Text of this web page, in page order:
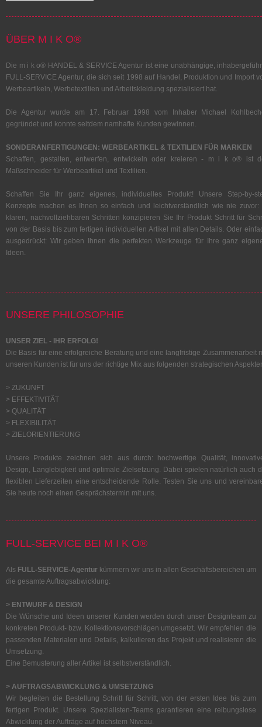
ÜBER M I K O®
Die m i k o® HANDEL & SERVICE Agentur ist eine unabhängige,
FULL-SERVICE Agentur, die sich seit 1998 auf Handel, Produktion und Import
Werbeartikeln, Werbetextilien und Arbeitskleidung spezialisiert hat.
Die Agentur wurde am 17. Februar 1998 vom Inhaber Michael
gegründet und konnte seitdem namhafte Kunden gewinnen.
SONDERANFERTIGUNGEN: WERBEARTIKEL & TEXTILIEN FÜR MARKEN
Schaffen, gestalten, entwerfen, entwickeln oder kreieren - m i k o® ist
Maßschneider für Werbeartikel und Textilien.
Schaffen Sie Ihr ganz eigenes, individuelles Produkt! Unsere Step-by-
Konzepte machen es Ihnen so einfach und leichtverständlich wie nie zuvor:
klaren, nachvollziehbaren Schritten konzipieren Sie Ihr Produkt Schritt für
von der Basis bis zum fertigen individuellen Artikel mit allen Details. Oder
ausgedrückt: Wir geben Ihnen die perfekten Werkzeuge für Ihre ganz
Ideen.
UNSERE PHILOSOPHIE
UNSER ZIEL - IHR ERFOLG!
Die Basis für eine erfolgreiche Beratung und eine langfristige Zusammenarbeit
unseren Kunden ist für uns der richtige Mix aus folgenden strategischen
> ZUKUNFT
> EFFEKTIVITÄT
> QUALITÄT
> FLEXIBILITÄT
> ZIELORIENTIERUNG
Unsere Produkte zeichnen sich aus durch: hochwertige Qualität,
Design, Langlebigkeit und optimale Zielsetzung. Dabei spielen natürlich auch
flexiblen Lieferzeiten eine entscheidende Rolle. Testen Sie uns und
Sie heute noch einen Gesprächstermin mit uns.
FULL-SERVICE BEI M I K O®
Als FULL-SERVICE-Agentur kümmern wir uns in allen Geschäftsbereichen um
die gesamte Auftragsabwicklung:
> ENTWURF & DESIGN
Die Wünsche und Ideen unserer Kunden werden durch unser Designteam zu
konkreten Produkt- bzw. Kollektionsvorschlägen umgesetzt. Wir empfehlen die
passenden Materialen und Details, kalkulieren das Projekt und realisieren die
Umsetzung.
Eine Bemusterung aller Artikel ist selbstverständlich.
> AUFTRAGSABWICKLUNG & UMSETZUNG
Wir begleiten die Bestellung Schritt für Schritt, von der ersten Idee bis zum
fertigen Produkt. Unsere Spezialisten-Teams garantieren eine reibungslose
Abwicklung der Aufträge auf höchstem Niveau.